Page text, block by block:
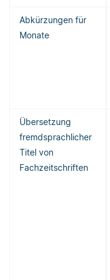
Abkürzungen für
Monate
Übersetzung
fremdsprachlicher
Titel von
Fachzeitschriften